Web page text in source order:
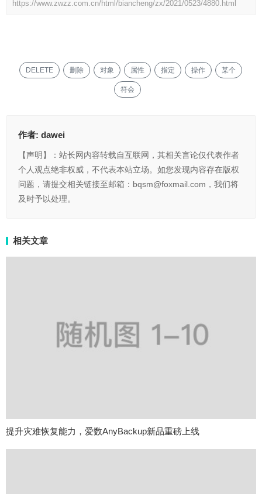
https://www.zwzz.com.cn/html/biancheng/zx/2021/0523/4880.html
DELETE 删除 对象 属性 指定 操作 某个
符会
作者: dawei
【声明】：站长网内容转载自互联网，其相关言论仅代表作者
个人观点绝非权威，不代表本站立场。如您发现内容存在版权
问题，请提交相关链接至邮箱：bqsm@foxmail.com，我们将
及时予以处理。
相关文章
提升灾难恢复能力，爱数AnyBackup新品重磅上线